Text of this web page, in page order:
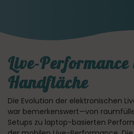
Live-
Handfläche
Die Evolution der elektronischen
war bemerkenswert—von
Setups zu laptop-basierten